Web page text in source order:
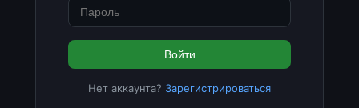
Войти
Нет аккаунта? Зарегистрироваться